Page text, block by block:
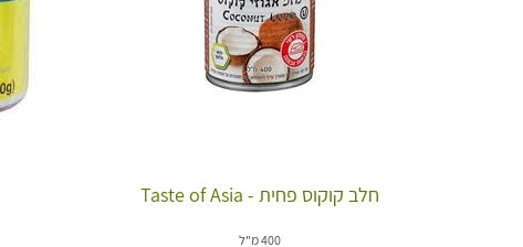
חלב קוקוס פחית - Taste of Asia
400 מ"ל